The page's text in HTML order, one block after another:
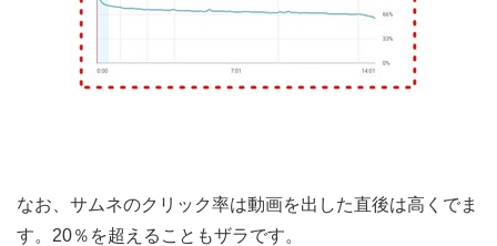
なお、サムネのクリック率は動画を出した直後は高くでま
す。20％を超えることもザラです。